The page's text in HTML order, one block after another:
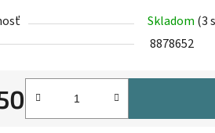
Skladom (3
8878652
cena: